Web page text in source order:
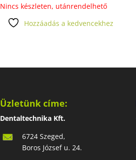
Nincs készleten, utánrendelhető
Hozzáadás a kedvencekhez
Üzletünk címe:
Dentaltechnika Kft.
6724 Szeged,
Boros József u. 24.